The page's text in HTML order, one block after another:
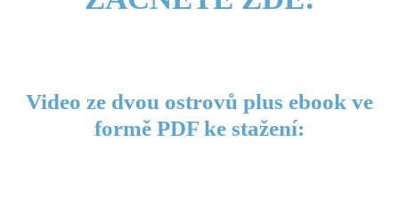
Video ze dvou ostrovů plus ebook ve
formě PDF ke stažení: